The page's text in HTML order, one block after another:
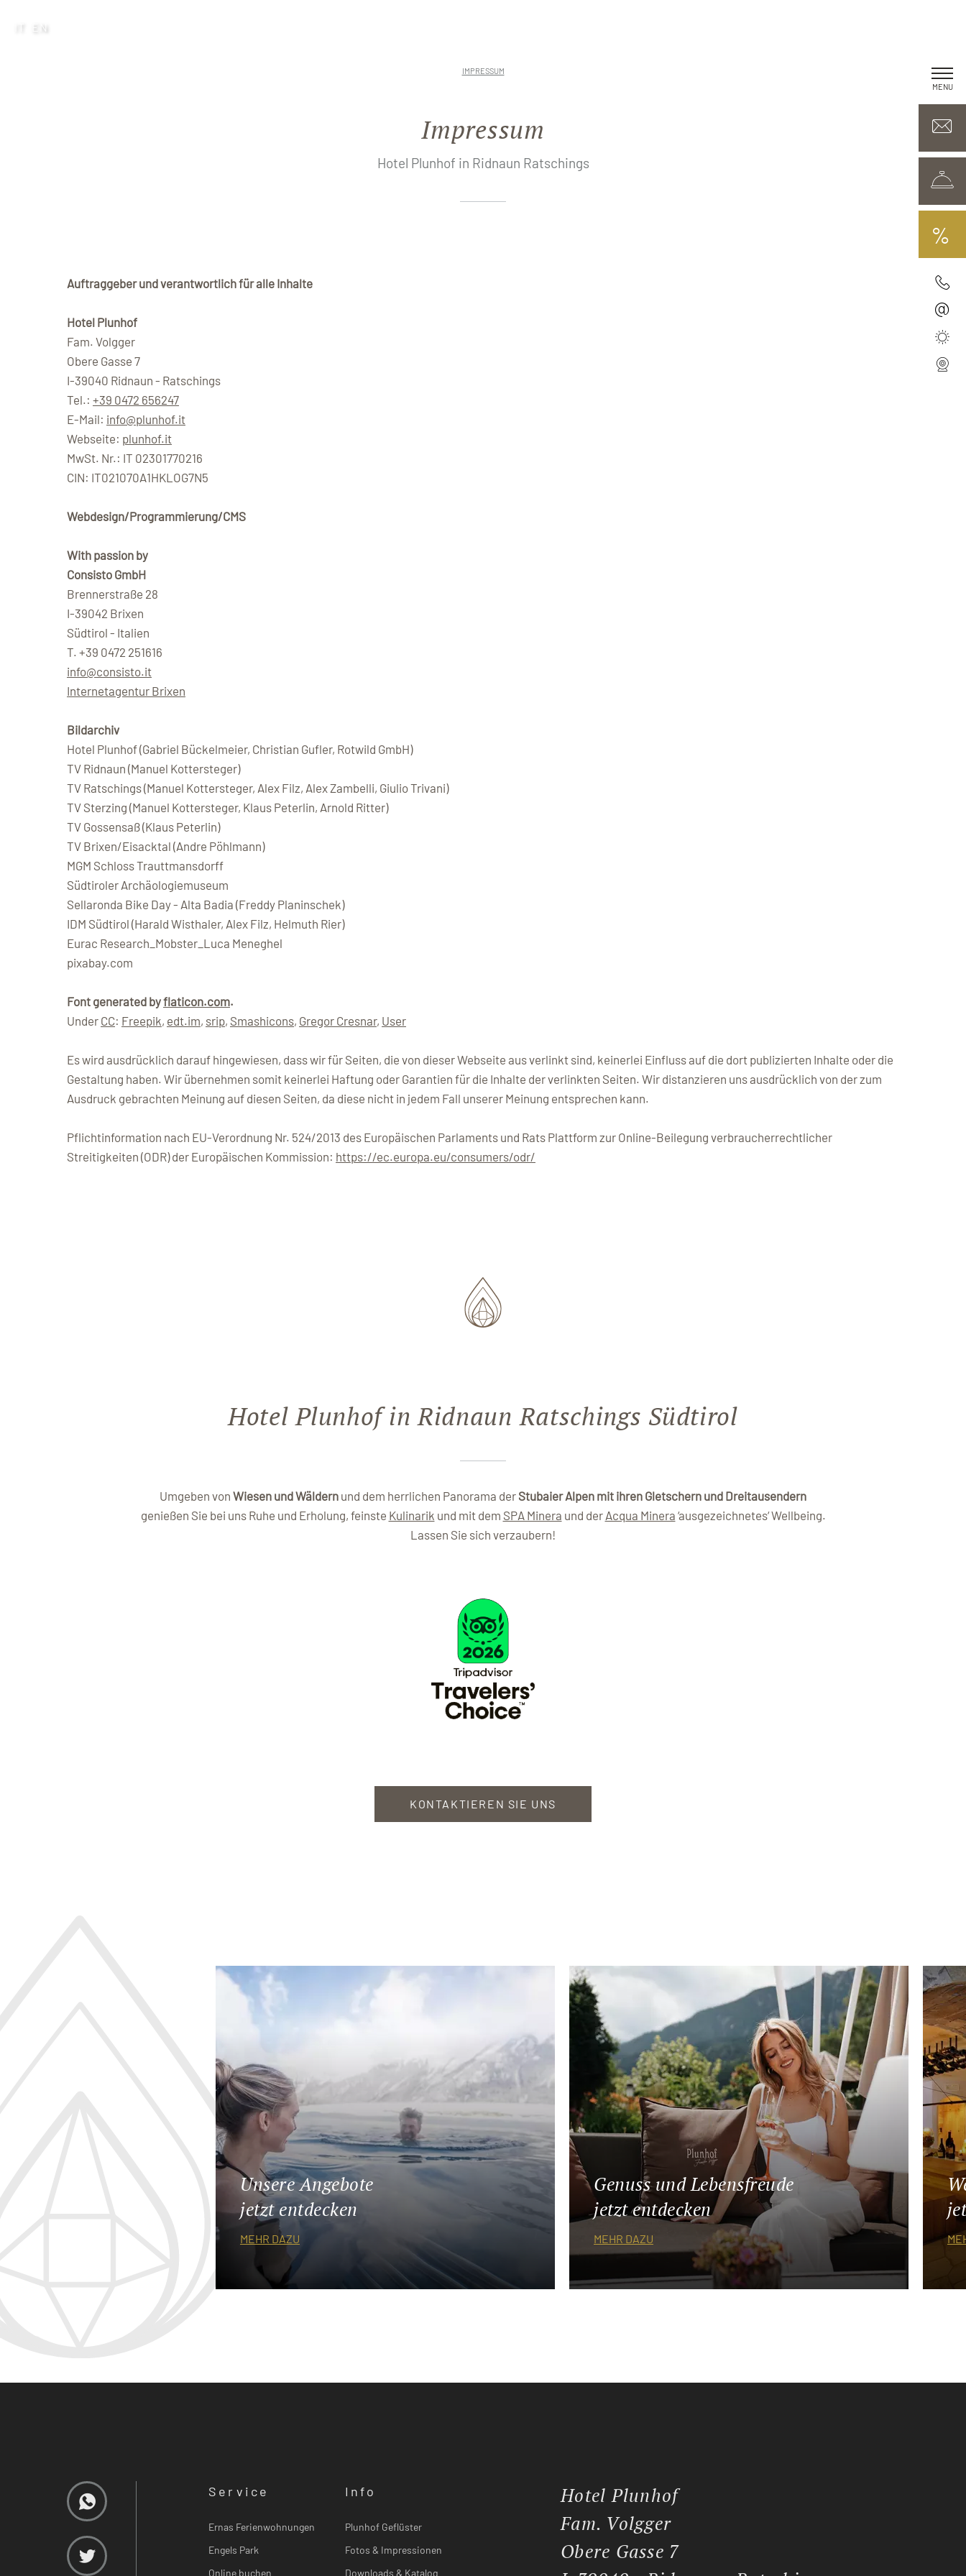
MENU
Heimat der Generationen
Plunhof Erlebnisse
Entdeckungen rundum
%
EN
IMPRESSUM
Impressum
Hotel Plunhof in Ridnaun Ratschings
Auftraggeber und verantwortlich für alle Inhalte
Hotel Plunhof
Fam. Volgger
Obere Gasse 7
I-39040 Ridnaun - Ratschings
Tel.: +39 0472 656247
E-Mail: info@plunhof.it
Webseite: plunhof.it
MwSt. Nr.: IT 02301770216
CIN: IT021070A1HKLOG7N5
Webdesign/Programmierung/CMS
With passion by
Consisto GmbH
Brennerstraße 28
I-39042 Brixen
Südtirol - Italien
T. +39 0472 251616
info@consisto.it
Internetagentur Brixen
Bildarchiv
Hotel Plunhof (Gabriel Bückelmeier, Christian Gufler, Rotwild GmbH)
TV Ridnaun (Manuel Kottersteger)
TV Ratschings (Manuel Kottersteger, Alex Filz, Alex Zambelli, Giulio Trivani)
TV Sterzing (Manuel Kottersteger, Klaus Peterlin, Arnold Ritter)
TV Gossensaß (Klaus Peterlin)
TV Brixen/Eisacktal (Andre Pöhlmann)
MGM Schloss Trauttmansdorff
Südtiroler Archäologiemuseum
Sellaronda Bike Day - Alta Badia (Freddy Planinschek)
IDM Südtirol (Harald Wisthaler, Alex Filz, Helmuth Rier)
Eurac Research_Mobster_Luca Meneghel
pixabay.com
Font generated byflaticon.com.
Under CC: Freepik, edt.im, srip, Smashicons, Gregor Cresnar, User
Es wird ausdrücklich darauf hingewiesen, dass wir für Seiten, die von dieser Webseite aus verlinkt sind, keinerlei Einfluss auf die dort publizierten Inhalte oder die
Gestaltung haben. Wir übernehmen somit keinerlei Haftung oder Garantien für die Inhalte der verlinkten Seiten. Wir distanzieren uns ausdrücklich von der zum
Ausdruck gebrachten Meinung auf diesen Seiten, da diese nicht in jedem Fall unserer Meinung entsprechen kann.
Pflichtinformation nach EU-Verordnung Nr. 524/2013 des Europäischen Parlaments und Rats Plattform zur Online-Beilegung verbraucherrechtlicher
Streitigkeiten (ODR) der Europäischen Kommission: https://ec.europa.eu/consumers/odr/
Hotel Plunhof in Ridnaun Ratschings Südtirol
Umgeben von Wiesen und Wäldern und dem herrlichen Panorama der Stubaier Alpen mit ihren Gletschern und Dreitausendern
genießen Sie bei uns Ruhe und Erholung, feinste Kulinarik und mit dem SPA Minera und der Acqua Minera ‘ausgezeichnetes‘ Wellbeing.
Lassen Sie sich verzaubern!
KONTAKTIEREN SIE UNS
Unsere Angebote
jetzt entdecken
MEHR DAZU
Genuss und Lebensfreude
jetzt entdecken
MEHR DAZU
Service
Ernas Ferienwohnungen
Engels Park
Online buchen
Info
Plunhof Geflüster
Fotos & Impressionen
Downloads & Katalog
Hotel Plunhof
Fam. Volgger
Obere Gasse 7